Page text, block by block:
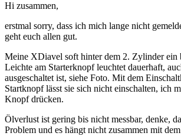
Hi zusammen,
erstmal sorry, dass ich mich lange nicht
geht euch allen gut.
Meine XDiavel soft hinter dem 2. Zylinder ein
Leichte am Starterknopf leuchtet dauerhaft,
ausgeschaltet ist, siehe Foto. Mit dem
Startknopf lässt sie sich nicht einschalten, ich
Knopf drücken.
Ölverlust ist gering bis nicht messbar, denke,
Problem und es hängt nicht zusammen mit